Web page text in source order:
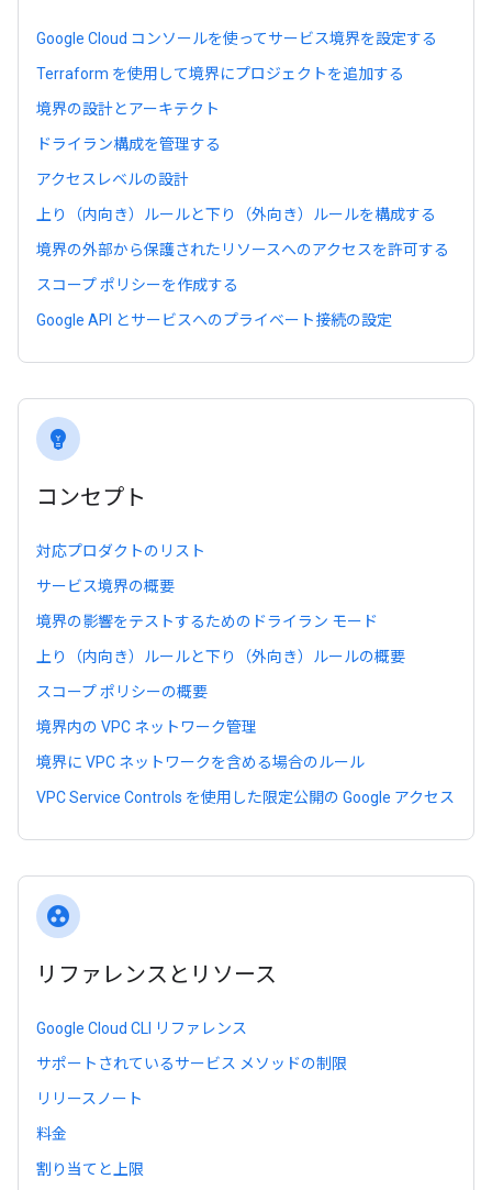
Google Cloud コンソールを使ってサービス境界を設定する
Terraform を使用して境界にプロジェクトを追加する
境界の設計とアーキテクト
ドライラン構成を管理する
アクセスレベルの設計
上り（内向き）ルールと下り（外向き）ルールを構成する
境界の外部から保護されたリソースへのアクセスを許可する
スコープ ポリシーを作成する
Google API とサービスへのプライベート接続の設定
emoji_objects
コンセプト
対応プロダクトのリスト
サービス境界の概要
境界の影響をテストするためのドライラン モード
上り（内向き）ルールと下り（外向き）ルールの概要
スコープ ポリシーの概要
境界内の VPC ネットワーク管理
境界に VPC ネットワークを含める場合のルール
VPC Service Controls を使用した限定公開の Google アクセス
group_work
リファレンスとリソース
Google Cloud CLI リファレンス
サポートされているサービス メソッドの制限
リリースノート
料金
割り当てと上限